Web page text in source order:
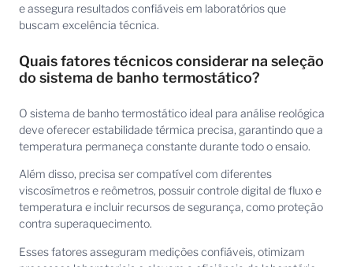
e assegura resultados confiáveis em laboratórios que
buscam excelência técnica.
Quais fatores técnicos considerar na seleção
do sistema de banho termostático?
O sistema de banho termostático ideal para análise reológica
deve oferecer estabilidade térmica precisa, garantindo que a
temperatura permaneça constante durante todo o ensaio.
Além disso, precisa ser compatível com diferentes
viscosímetros e reômetros, possuir controle digital de fluxo e
temperatura e incluir recursos de segurança, como proteção
contra superaquecimento.
Esses fatores asseguram medições confiáveis, otimizam